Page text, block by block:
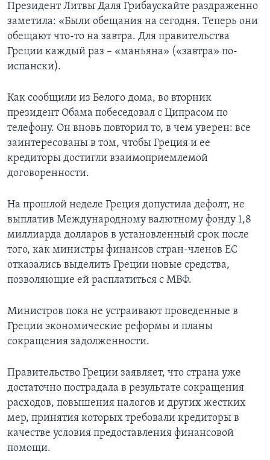
Президент Литвы Даля Грибаускайте раздраженно
заметила: «Были обещания на сегодня. Теперь они
обещают что-то на завтра. Для правительства
Греции каждый раз – «маньяна» («завтра» по-
испански).
Как сообщили из Белого дома, во вторник
президент Обама побеседовал с Ципрасом по
телефону. Он вновь повторил то, в чем уверен: все
заинтересованы в том, чтобы Греция и ее
кредиторы достигли взаимоприемлемой
договоренности.
На прошлой неделе Греция допустила дефолт, не
выплатив Международному валютному фонду 1,8
миллиарда долларов в установленный срок после
того, как министры финансов стран-членов ЕС
отказались выделить Греции новые средства,
позволяющие ей расплатиться с МВФ.
Министров пока не устраивают проведенные в
Греции экономические реформы и планы
сокращения задолженности.
Правительство Греции заявляет, что страна уже
достаточно пострадала в результате сокращения
расходов, повышения налогов и других жестких
мер, принятия которых требовали кредиторы в
качестве условия предоставления финансовой
помощи.